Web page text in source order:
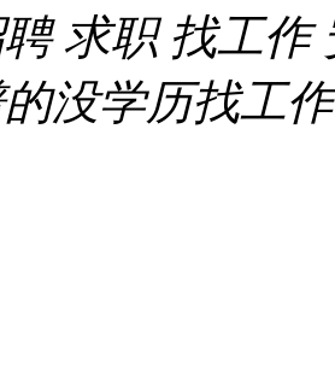
求职 找工作
没学历找工